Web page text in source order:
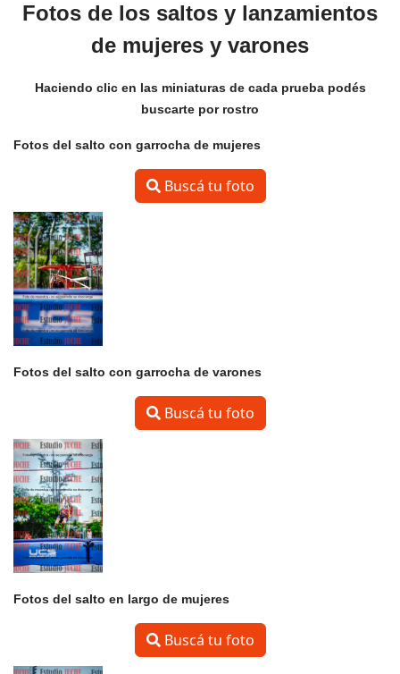
Fotos de los saltos y lanzamientos
de mujeres y varones
Haciendo clic en las miniaturas de cada prueba podés
buscarte por rostro
Fotos del salto con garrocha de mujeres
Buscá tu foto
Fotos del salto con garrocha de varones
Buscá tu foto
Fotos del salto en largo de mujeres
Buscá tu foto